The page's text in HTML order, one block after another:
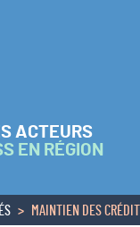
ACTEURS
EN RÉGION
MAINTIEN DES